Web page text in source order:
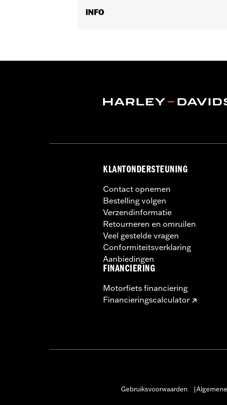
INFO
Materiaal:Big-bore cilinders, big-bore
KLANTONDERSTEUNING
Contact opnemen
Bestelling volgen
Verzendinformatie
Retourneren en omruilen
Veel gestelde vragen
Conformiteitsverklaring
Aanbiedingen
FINANCIERING
Motorfiets financiering
Financieringscalculator
Gebruiksvoorwaarden